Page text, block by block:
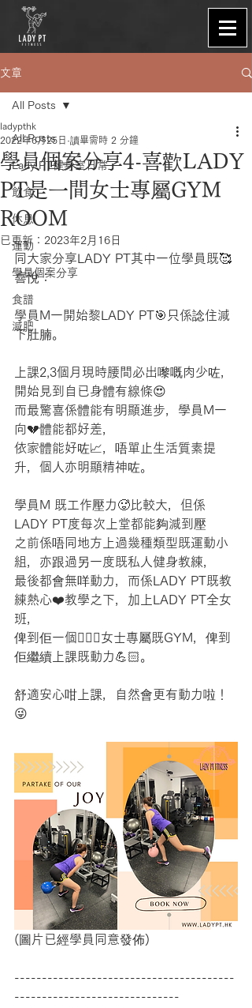
文章
All Posts
Lady PT健身室日常
飲食
休息
運動
學員個案分享
食譜
減肥
All Posts
學員個案分享4-喜歡LADY
PT是一間女士專屬GYM
ROOM
ladypthk
2022年6月25日 讀畢需時 2 分鐘
已更新： 2023年2月16日
同大家分享LADY PT其中一位學員既🥰
喜悅：
學員M一開始黎LADY PT🎯只係諗住減
下肚腩。
上課2,3個月現時腰間必出嚟嘅肉少咗，
開始見到自已身體有線條😍
而最驚喜係體能有明顯進步，學員M一
向💔體能都好差，
依家體能好咗📈，唔單止生活質素提
升，個人亦明顯精神咗。
學員M 既工作壓力🥵比較大，但係
LADY PT度每次上堂都能夠減到壓
之前係唔同地方上過幾種類型既運動小
組，亦跟過另一度既私人健身教練，
最後都會無咩動力，而係LADY PT既教
練熱心❤️教學之下，加上LADY PT全女
班，
俾到佢一個👯🏻‍♀️女士專屬既GYM，俾到
佢繼續上課既動力💪🏻。
舒適安心咁上課，自然會更有動力啦！
😜
(圖片已經學員同意發佈)
----------------------------------------
------------------------------